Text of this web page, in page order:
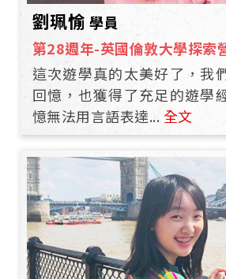
劉珮愉 學員
第28週年-英國倫敦大學探索
這次遊學真的太美好了，我
回憶，也獲得了充足的遊學
憶無法用言語表達...全文